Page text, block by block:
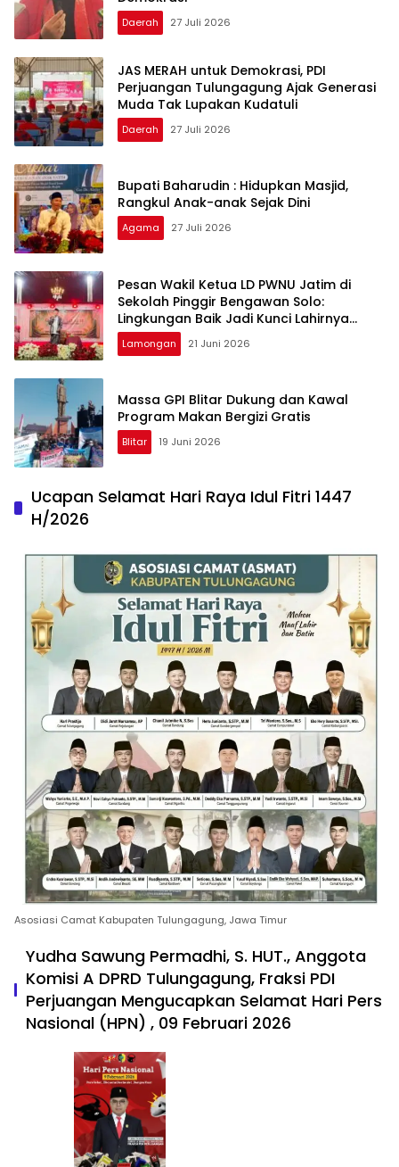
Daerah 27 Juli 2026
JAS MERAH untuk Demokrasi, PDI
Perjuangan Tulungagung Ajak Generasi
Muda Tak Lupakan Kudatuli
Daerah 27 Juli 2026
Bupati Baharudin : Hidupkan Masjid,
Rangkul Anak-anak Sejak Dini
Agama 27 Juli 2026
Pesan Wakil Ketua LD PWNU Jatim di
Sekolah Pinggir Bengawan Solo:
Lingkungan Baik Jadi Kunci Lahirnya
Generasi Berakhlak
Lamongan 21 Juni 2026
Massa GPI Blitar Dukung dan Kawal
Program Makan Bergizi Gratis
Blitar 19 Juni 2026
Ucapan Selamat Hari Raya Idul Fitri 1447
H/2026
Asosiasi Camat Kabupaten Tulungagung, Jawa Timur
Yudha Sawung Permadhi, S. HUT., Anggota
Komisi A DPRD Tulungagung, Fraksi PDI
Perjuangan Mengucapkan Selamat Hari Pers
Nasional (HPN) , 09 Februari 2026